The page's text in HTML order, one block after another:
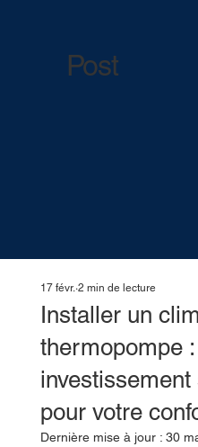
Post
Installer un
thermopompe
pour votre
17 févr. 2 min de lecture
Dernière mise à jour : 30